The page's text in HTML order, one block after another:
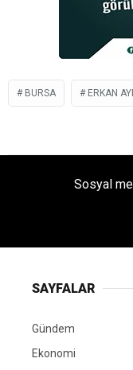
BURSA ERKAN
Sosyal
SAYFALAR
Gündem
Ekonomi